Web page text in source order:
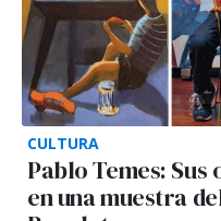
CULTURA
Pablo Temes:
en una muestra